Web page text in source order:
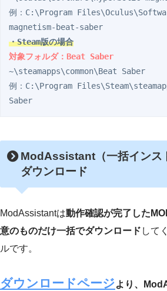
例：C:\Program
・Steam版の場合
対象フォルダ：Beat Saber
~\steamapps\common\Beat Saber
例：C:\Program
Saber
ModAssistant（一括インス
ダウンロード
ModAssistantは動作確認が完了した
意のものだけ一括でダウンロード して
ルです。
ダウンロードページより、